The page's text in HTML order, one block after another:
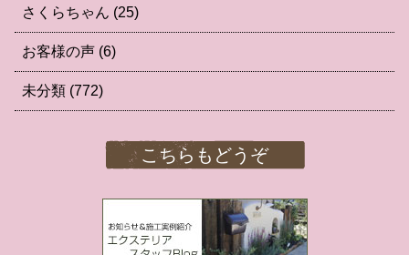
さくらちゃん (25)
お客様の声 (6)
未分類 (772)
こちらもどうぞ